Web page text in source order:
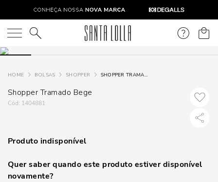
O que você está procurando?
BOLSAS SHOPPER SHOPPER TRAMADO BEGE
Shopper Tramado Bege
: 1404881
Produto indisponível
Quer saber quando este produto estiver disponível
novamente?